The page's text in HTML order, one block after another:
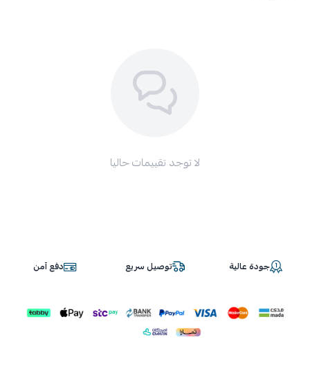
لا توجد تقييمات حاليا
جودة عالية توصيل سريع دفع آمن